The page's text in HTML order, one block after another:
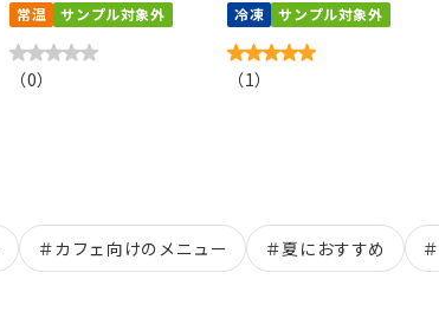
常温
サンプル対象外
（0）
冷凍
サンプル対象外
（1）
＃カフェ向けのメニュー ＃夏におすすめ ＃